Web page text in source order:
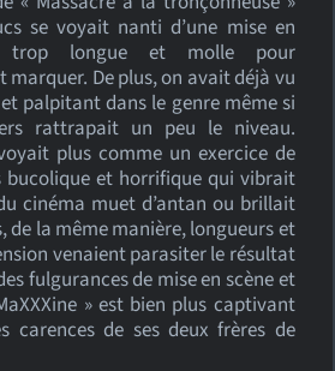
se voyait nanti d’une mise en
trop longue et molle pour
De plus, on avait déjà vu
palpitant dans le genre même si
rattrapait un peu le niveau.
plus comme un exercice de
bucolique et horrifique qui vibrait
cinéma muet d’antan ou brillait
de la même manière, longueurs et
venaient parasiter le résultat
fulgurances de mise en scène et
» est bien plus captivant
carences de ses deux frères de